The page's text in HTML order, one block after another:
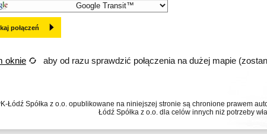
oknie aby od razu sprawdzić połączenia na dużej mapie
Łódź Spółka z o.o. opublikowane na niniejszej stronie są chronione prawem
Łódź Spółka z o.o. dla celów innych niż potrzeby